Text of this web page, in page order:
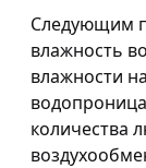
Следующим
влажность
влажности
количества